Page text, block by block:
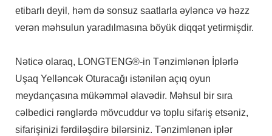
etibarlı deyil, həm də sonsuz saatlarla əyləncə və həzz
verən məhsulun yaradılmasına böyük diqqət yetirmişdir.
Nəticə olaraq, LONGTENG®-in Tənzimlənən İplərlə
Uşaq Yelləncək Oturacağı istənilən açıq oyun
meydançasına mükəmməl əlavədir. Məhsul bir sıra
cəlbedici rənglərdə mövcuddur və toplu sifariş etsəniz,
sifarişinizi fərdiləşdirə bilərsiniz. Tənzimlənən iplər